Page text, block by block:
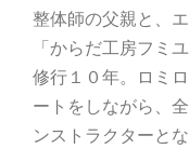
整体師の父親と、
「からだ工房フミ
修行１０年。ロミ
ートをしながら、
ンストラクターとな